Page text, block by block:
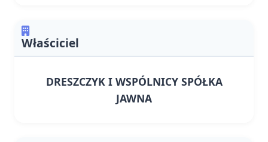
Właściciel
DRESZCZYK I WSPÓLNICY SPÓŁKA
JAWNA